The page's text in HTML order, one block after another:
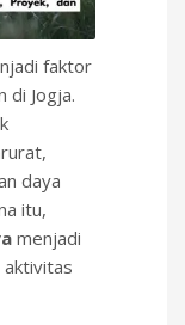
faktor
di Jogja.
daya
itu,
menjadi
aktivitas